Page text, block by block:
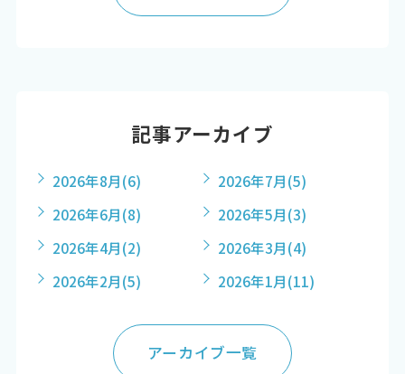
記事アーカイブ
2026年8月(6) 2026年7月(5)
2026年6月(8) 2026年5月(3)
2026年4月(2) 2026年3月(4)
2026年2月(5) 2026年1月(11)
アーカイブ一覧